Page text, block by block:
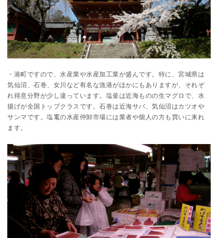
・港町ですので、水産業や水産加工業が盛んです。特に、宮城県は
気仙沼、石巻、女川など有名な漁港がほかにもありますが、それぞ
れ得意分野が少し違っています。塩釜は近海ものの生マグロで、水
揚げが全国トップクラスです。石巻は近海サバ、気仙沼はカツオや
サンマです。塩竃の水産仲卸市場には業者や個人の方も買いに来れ
ます。